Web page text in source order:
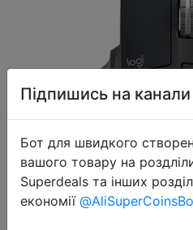
Підпишись на
Бот для швидкого
вашого товару на
Superdeals та інших
економії